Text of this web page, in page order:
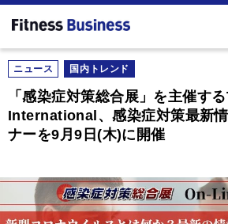
ニュース 国内トレンド
「感染症対策総合展」を主催す
International、感染症対策最新
ナーを9月9日(木)に開催